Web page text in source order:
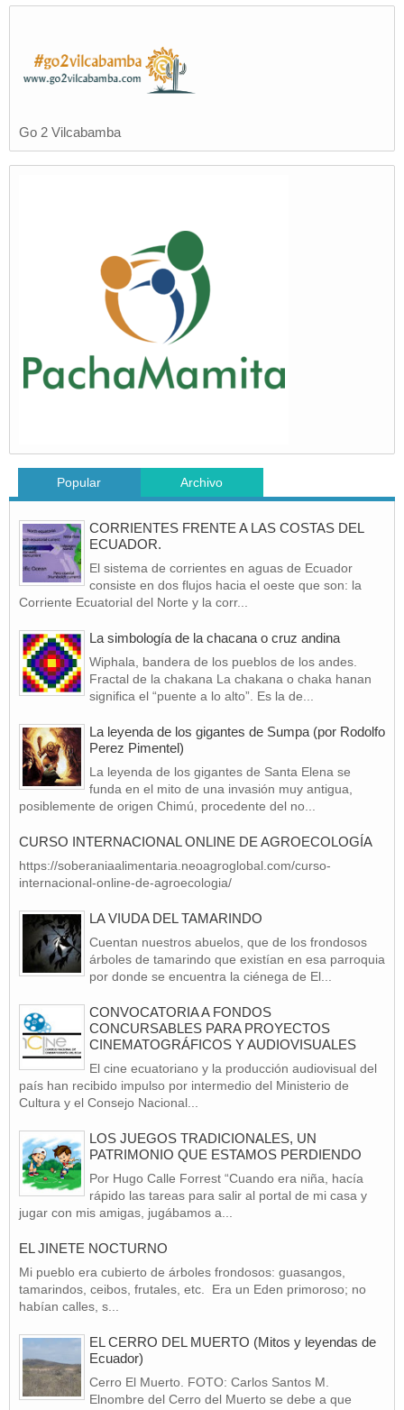
Go 2 Vilcabamba
Popular Archivo
CORRIENTES FRENTE A LAS COSTAS DEL
ECUADOR.
El sistema de corrientes en aguas de Ecuador
consiste en dos flujos hacia el oeste que son: la
Corriente Ecuatorial del Norte y la corr...
La simbología de la chacana o cruz andina
Wiphala, bandera de los pueblos de los andes.
Fractal de la chakana La chakana o chaka hanan
significa el “puente a lo alto”. Es la de...
La leyenda de los gigantes de Sumpa (por Rodolfo
Perez Pimentel)
La leyenda de los gigantes de Santa Elena se
funda en el mito de una invasión muy antigua,
posiblemente de origen Chimú, procedente del no...
CURSO INTERNACIONAL ONLINE DE AGROECOLOGÍA
https://soberaniaalimentaria.neoagroglobal.com/curso-
internacional-online-de-agroecologia/
LA VIUDA DEL TAMARINDO
Cuentan nuestros abuelos, que de los frondosos
árboles de tamarindo que existían en esa parroquia
por donde se encuentra la ciénega de El...
CONVOCATORIA A FONDOS
CONCURSABLES PARA PROYECTOS
CINEMATOGRÁFICOS Y AUDIOVISUALES
El cine ecuatoriano y la producción audiovisual del
país han recibido impulso por intermedio del Ministerio de
Cultura y el Consejo Nacional...
LOS JUEGOS TRADICIONALES, UN
PATRIMONIO QUE ESTAMOS PERDIENDO
Por Hugo Calle Forrest “Cuando era niña, hacía
rápido las tareas para salir al portal de mi casa y
jugar con mis amigas, jugábamos a...
EL JINETE NOCTURNO
Mi pueblo era cubierto de árboles frondosos: guasangos,
tamarindos, ceibos, frutales, etc. Era un Eden primoroso; no
habían calles, s...
EL CERRO DEL MUERTO (Mitos y leyendas de
Ecuador)
Cerro El Muerto. FOTO: Carlos Santos M.
Elnombre del Cerro del Muerto se debe a que